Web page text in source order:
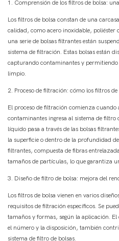
1. Comprensión de los filtros de bolsa:
Los filtros de bolsa constan de una
calidad, como acero inoxidable, poliéster
una serie de bolsas filtrantes están
sistema de filtración. Estas bolsas están
capturando contaminantes y
limpio.
2. Proceso de filtración: cómo los filtros
El proceso de filtración comienza cuando
contaminantes ingresa al sistema de filtro
líquido pasa a través de las bolsas
la superficie o dentro de la profundidad
filtrantes, compuesta de fibras
tamaños de partículas, lo que garantiza
3. Diseño de filtro de bolsa: mejora del
Los filtros de bolsa vienen en varios
requisitos de filtración específicos. Se
tamaños y formas, según la aplicación.
el número y la disposición, también
sistema de filtro de bolsas.